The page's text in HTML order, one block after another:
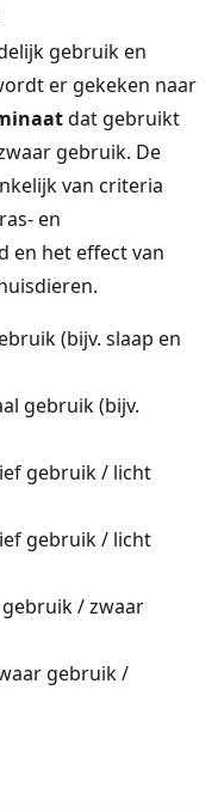
gebruik en
er gekeken naar
dat gebruikt
gebruik. De
van criteria
en
en het effect van
(bijv. slaap en
gebruik (bijv.
gebruik / licht
gebruik / licht
/ zwaar
gebruik /